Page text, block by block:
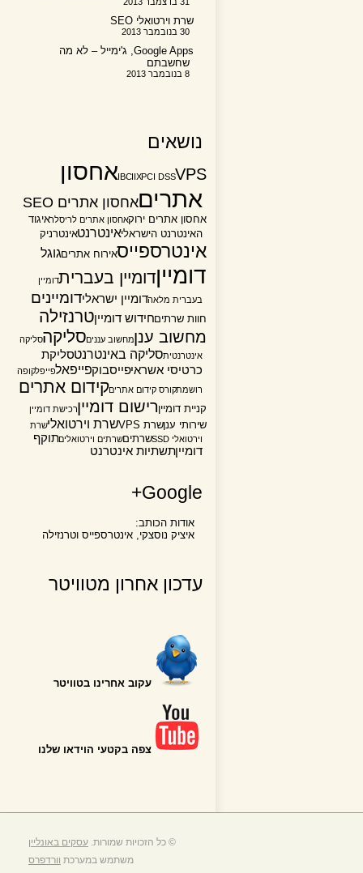
שרת וירטואלי SEO
Google Apps, ג'ימייל – לא מה
שחשבתם
נושאים
IBCIIXPCI DSSVPS
אחסון
אתריםאחסון אתרים SEO
אחסון אתרים ירוק אחסון אתרים לריסלראיגוד
האינטרנט הישראליאינטרנטאינטרניק
אינטרספייס אירוח אתריםגוגל
דומייןדומיין בעבריתדומיין
בעברית מלאהדומיין ישראלידומיינים
חוות שרתיםחידוש דומייןטרנזילה
מחשוב ענןמחשוב ענניםסליקהסליקה
אינטרנטיתסליקה באינטרנטסליקת
כרטיסי אשראיפייסבוקפייפאלפייפלקופה
רושמתקורס קידום אתריםקידום אתרים
קניית דומייןרישום דומייןרכישת דומיין
שירותי ענןשרת VPS שרת וירטואלישרת
וירטואלי SSD
שרתיםשרתים וירטואליםתוקף
דומייןתשתיות אינטרנט
Google+
אודות הכותב:
איציק נוסצקי, אינטרספייס וטרנזילה
עדכון אחרון מטוויטר
עקוב אחרינו בטוויטר
צפה בקטעי הוידאו שלנו
© כל הזכויות שמורות.עסקים באונליין
משתמש במערכתוורדפרס